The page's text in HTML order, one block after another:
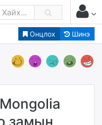
Онцлох Шинэ
замын